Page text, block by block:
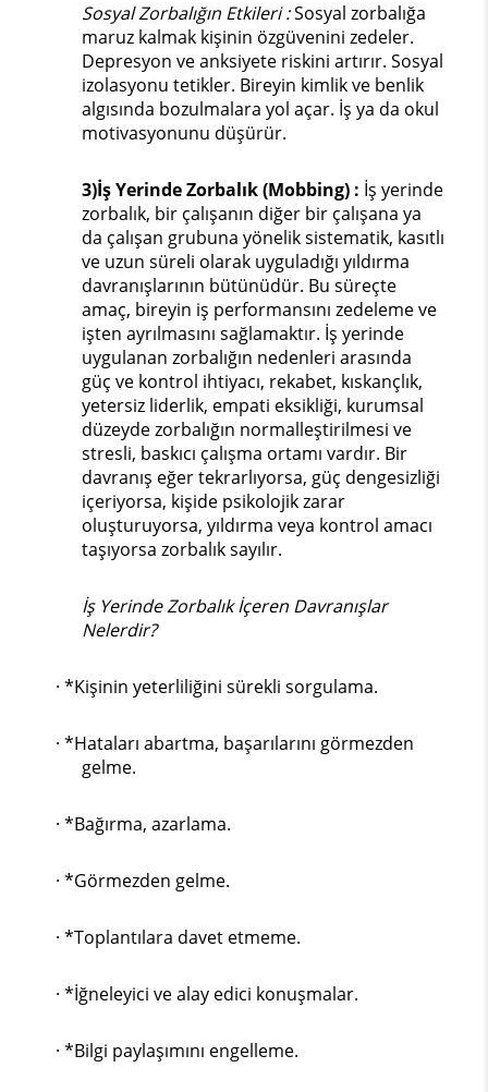
Sosyal Zorbalığın Etkileri :Sosyal zorbalığa
maruz kalmak kişinin özgüvenini zedeler.
Depresyon ve anksiyete riskini artırır. Sosyal
izolasyonu tetikler. Bireyin kimlik ve benlik
algısında bozulmalara yol açar. İş ya da okul
motivasyonunu düşürür.
3)İş Yerinde Zorbalık (Mobbing) : İş yerinde
zorbalık, bir çalışanın diğer bir çalışana ya
da çalışan grubuna yönelik sistematik, kasıtlı
ve uzun süreli olarak uyguladığı yıldırma
davranışlarının bütünüdür. Bu süreçte
amaç, bireyin iş performansını zedeleme ve
işten ayrılmasını sağlamaktır. İş yerinde
uygulanan zorbalığın nedenleri arasında
güç ve kontrol ihtiyacı, rekabet, kıskançlık,
yetersiz liderlik, empati eksikliği, kurumsal
düzeyde zorbalığın normalleştirilmesi ve
stresli, baskıcı çalışma ortamı vardır. Bir
davranış eğer tekrarlıyorsa, güç dengesizliği
içeriyorsa, kişide psikolojik zarar
oluşturuyorsa, yıldırma veya kontrol amacı
taşıyorsa zorbalık sayılır.
İş Yerinde Zorbalık İçeren Davranışlar
Nelerdir?
· *Kişinin yeterliliğini sürekli sorgulama.
· *Hataları abartma, başarılarını görmezden
gelme.
· *Bağırma, azarlama.
· *Görmezden gelme.
· *Toplantılara davet etmeme.
· *İğneleyici ve alay edici konuşmalar.
· *Bilgi paylaşımını engelleme.